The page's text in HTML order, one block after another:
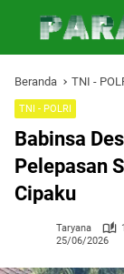
Beranda TNI -
TNI - POLRI
Babinsa
Pelepasan
Cipaku
Taryana
25/06/2026